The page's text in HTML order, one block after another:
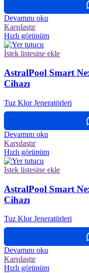
Devamını oku
Karşılaştır
Hızlı görünüm
İstek listesine ekle
AstralPool Smart
Cihazı
Tuz Klor Jeneratörleri
Devamını oku
Karşılaştır
Hızlı görünüm
İstek listesine ekle
AstralPool Smart
Cihazı
Tuz Klor Jeneratörleri
Devamını oku
Karşılaştır
Hızlı görünüm